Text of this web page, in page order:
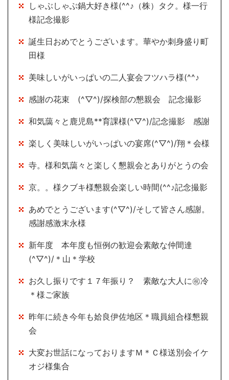
しゃぶしゃぶ鍋大好き様(^^♪（株）タク。様一行
様記念撮影
誕生日おめでとうございます。華やか刺身盛り町
田様
美味しいがいっぱいの二人宴会フツハラ様(^^♪
感謝の花束 (^▽^)/探検部の懇親会 記念撮影
和気藹々と鹿児島**育課様(^▽^)/記念撮影 感謝
楽しく美味しいがいっぱいの宴席(^▽^)/翔＊会様
寺。様和気藹々と楽しく懇親会とありがとうの会
京。。様クブキ様懇親会楽しい時間(^^♪記念撮影
あめでとうございます(^▽^)/そして皆さん感謝。
感謝感激末永様
新年度 本年度も恒例の歓迎会素敵な仲間達
(^▽^)/＊山＊学校
お久し振りです１７年振り？ 素敵な大人に㊗冷
＊様ご家族
昨年に続き今年も姶良伊佐地区＊職員組合様懇親
会
大変お世話になっておりますＭ＊Ｃ様送別会イケ
オジ様集合